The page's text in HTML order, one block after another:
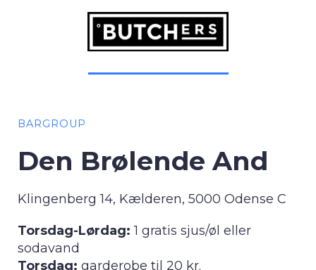
BARGROUP
Den Brølende And
Klingenberg 14, Kælderen, 5000 Odense C
Torsdag-Lørdag: 1 gratis sjus/øl eller
sodavand
Torsdag: garderobe til 20 kr.